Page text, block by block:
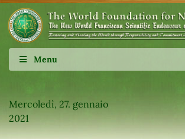
Menu
Mercoledì, 27. gennaio
2021